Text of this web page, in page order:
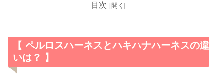
目次
【 ペルロスハーネスとハキハナハーネスの違
いは？ 】